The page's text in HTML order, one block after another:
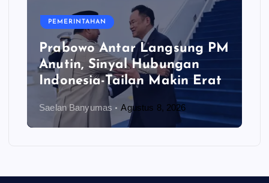
PEMERINTAHAN
Prabowo Antar Langsung PM
Anutin, Sinyal Hubungan
Indonesia-Tailan Makin Erat
Saelan Banyumas Agustus 8, 2026